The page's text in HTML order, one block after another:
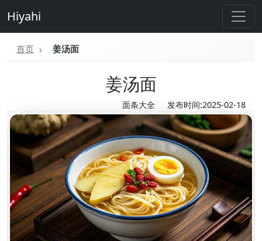
Hiyahi
首页 姜汤面
姜汤面
面条大全 发布时间:2025-02-18